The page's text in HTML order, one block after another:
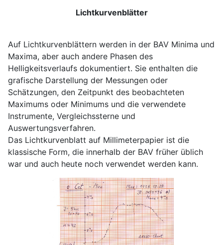
Lichtkurvenblätter
Auf Lichtkurvenblättern werden in der BAV Minima und
Maxima, aber auch andere Phasen des
Helligkeitsverlaufs dokumentiert. Sie enthalten die
grafische Darstellung der Messungen oder
Schätzungen, den Zeitpunkt des beobachteten
Maximums oder Minimums und die verwendete
Instrumente, Vergleichssterne und
Auswertungsverfahren.
Das Lichtkurvenblatt auf Millimeterpapier ist die
klassische Form, die innerhalb der BAV früher üblich
war und auch heute noch verwendet werden kann.